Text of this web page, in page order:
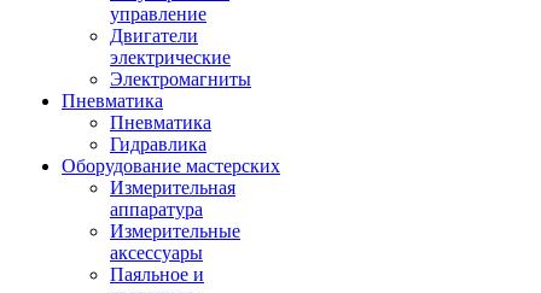
управление
Двигатели
электрические
Электромагниты
Пневматика
Пневматика
Гидравлика
Оборудование мастерских
Измерительная
аппаратура
Измерительные
аксессуары
Паяльное и